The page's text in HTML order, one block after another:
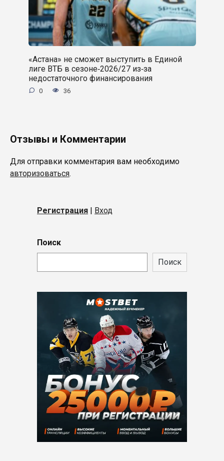
«Астана» не сможет выступить в Единой
лиге ВТБ в сезоне‑2026/27 из‑за
недостаточного финансирования
0 36
Отзывы и Комментарии
Для отправки комментария вам необходимо
авторизоваться.
Регистрация | Вход
Поиск
Поиск